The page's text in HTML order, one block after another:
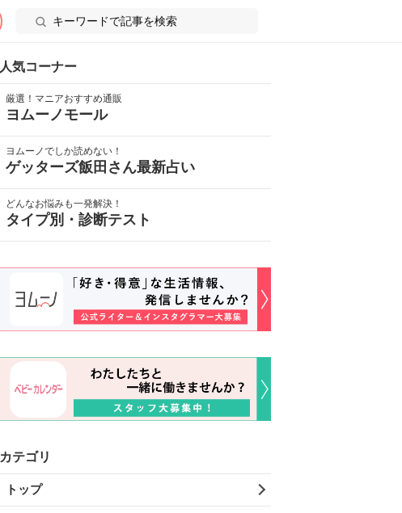
人気コーナー
厳選！マニアおすすめ通販
ヨムーノモール
ヨムーノでしか読めない！
ゲッターズ飯田さん最新占い
どんなお悩みも一発解決！
タイプ別・診断テスト
カテゴリ
トップ